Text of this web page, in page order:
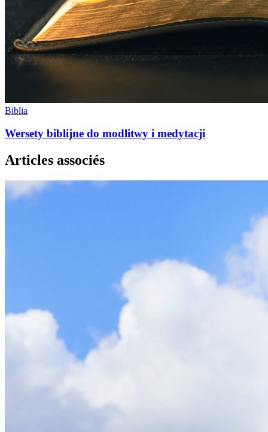
Biblia
Wersety biblijne do modlitwy i medytacji
Articles associés